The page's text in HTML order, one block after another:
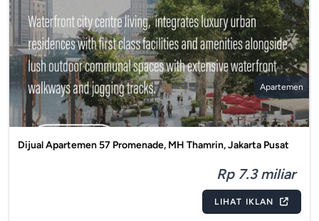
Apartemen
Dijual Apartemen 57 Promenade, MH Thamrin, Jakarta Pusat
Rp 7.3 miliar
LIHAT IKLAN